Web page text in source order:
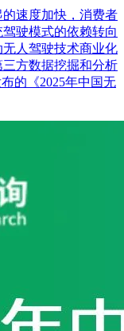
速度加快，消费者
驶模式的依赖转向
人驾驶技术商业化
方数据挖掘和分析
的《2025年中国无